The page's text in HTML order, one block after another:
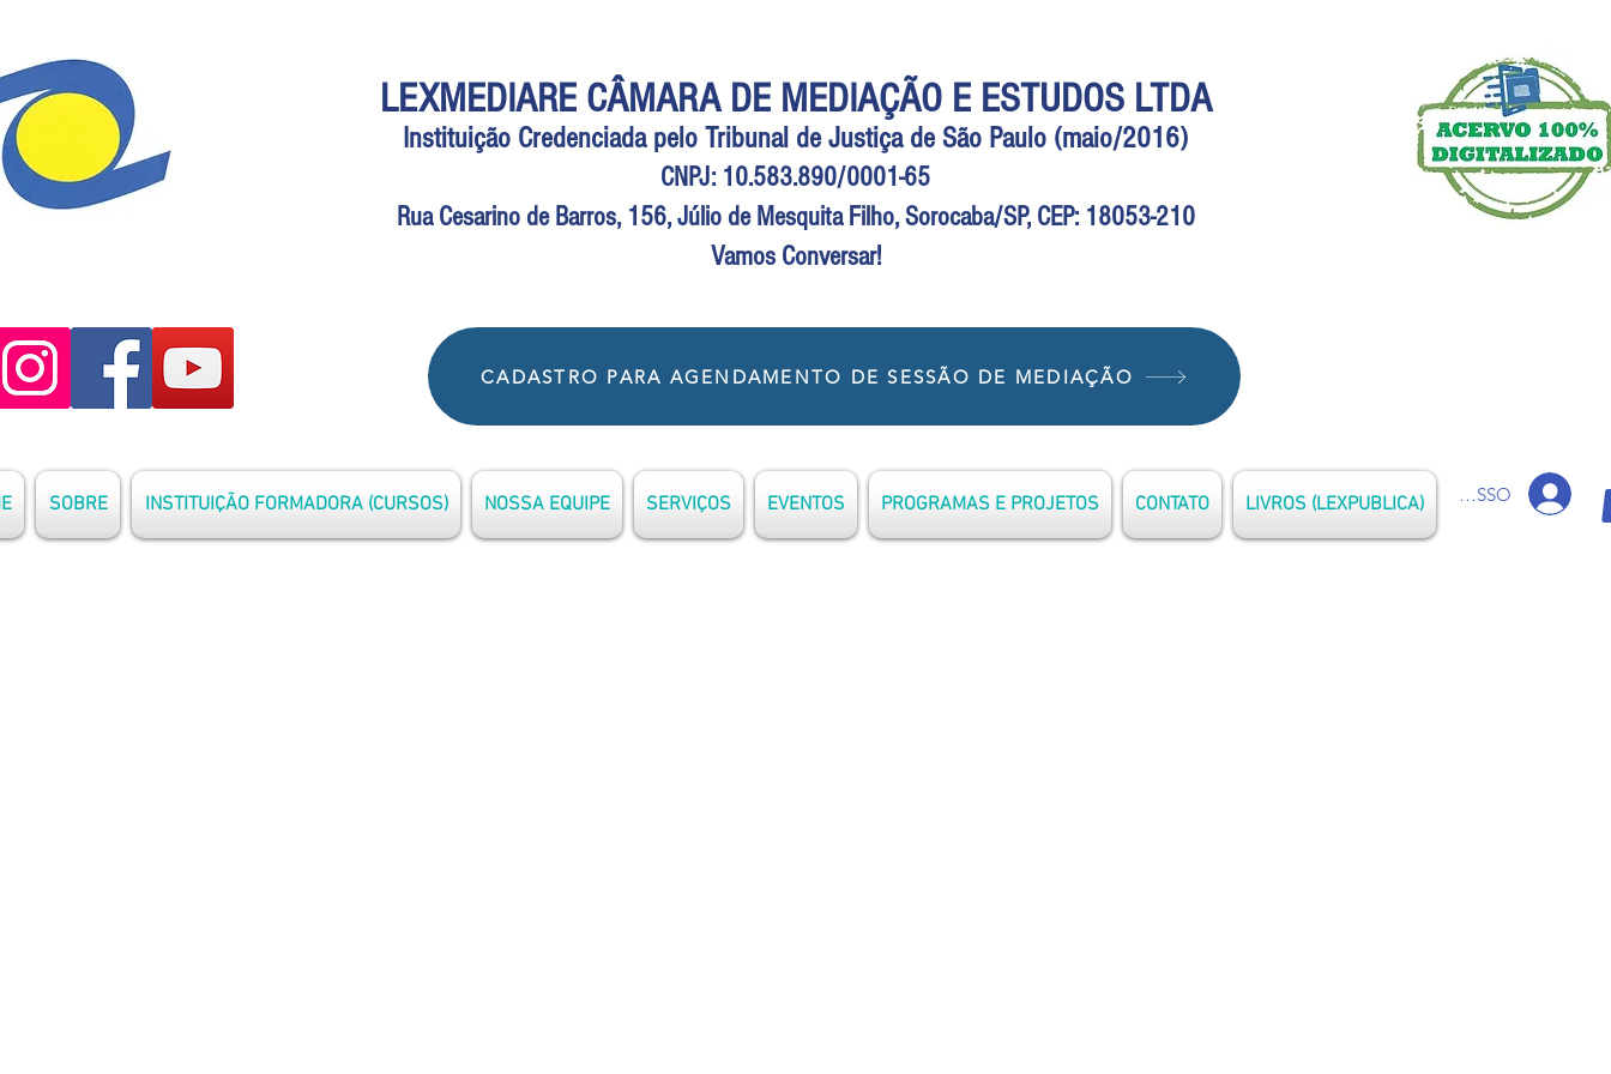
LEXMEDIARE CÂMARA DE MEDIAÇÃO E ESTUDOS LTDA
Instituição Credenciada pelo Tribunal de Justiça de São Paulo (maio/2016)
CNPJ: 10.583.890/0001-65
Rua Cesarino de Barros, 156, Júlio de Mesquita Filho, Sorocaba/SP, CEP: 18053-210
Vamos Conversar!
CADASTRO PARA AGENDAMENTO DE SESSÃO DE MEDIAÇÃO
SOBRE INSTITUIÇÃO FORMADORA (CURSOS) NOSSA EQUIPE SERVIÇOS EVENTOS PROGRAMAS E PROJETOS CONTATO LIVROS (LEXPUBLICA) ACESSO